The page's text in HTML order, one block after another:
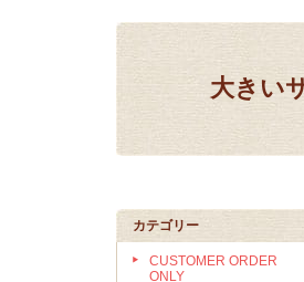
大きい
カテゴリー
CUSTOMER ORDER
ONLY